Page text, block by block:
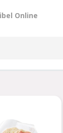
Online